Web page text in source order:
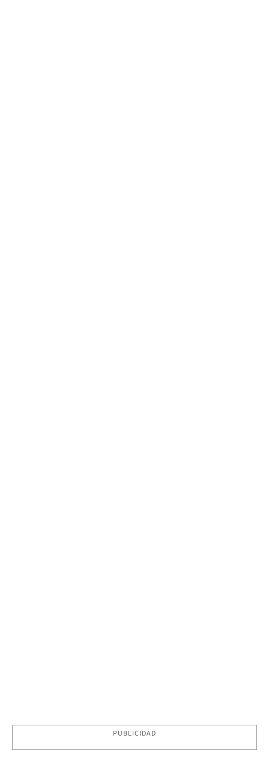
PUBLICIDAD